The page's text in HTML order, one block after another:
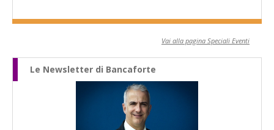
Vai alla pagina Speciali Eventi
Le Newsletter di Bancaforte